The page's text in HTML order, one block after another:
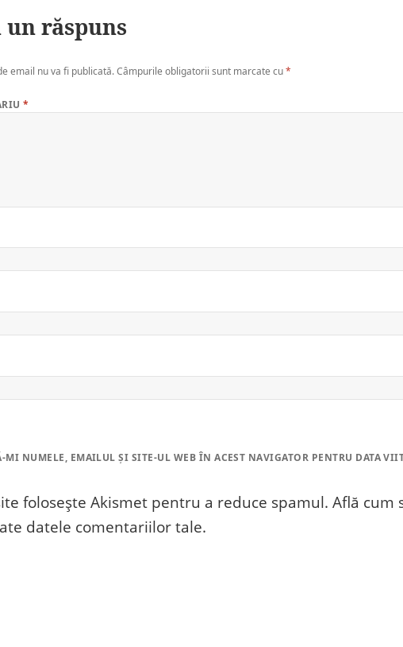
un răspuns
email nu va fi publicată.Câmpurile obligatorii sunt marcate cu*
*
MI NUMELE, EMAILUL ȘI SITE-UL WEB ÎN ACEST NAVIGATOR PENTRU DATA
folosește Akismet pentru a reduce spamul. Află cum
datele comentariilor tale.